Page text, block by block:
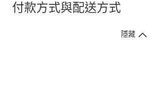
付款方式與配送方式
隱藏